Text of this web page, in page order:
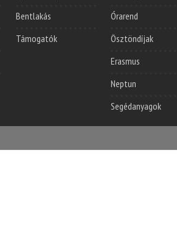
Bentlakás
Támogatók
Órarend
Ösztöndíjak
Erasmus
Neptun
Segédanyagok